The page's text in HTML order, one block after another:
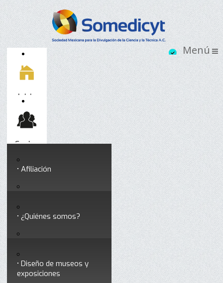
Inicio
Socios
Afiliación
Testimonios
Socios vigentes
Somedicyt
¿Quiénes somos?
Consejo Directivo
Servicios
Diseño de museos y
exposiciones